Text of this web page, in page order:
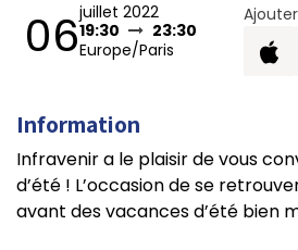
06juillet 2022
19:30
23:30
Europe/Paris
Information
Infravenir a le plaisir de vous
d’été ! L’occasion de se
avant des vacances d’été bien